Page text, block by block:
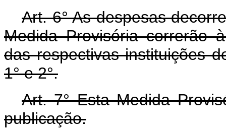
Art. 6° As despesas
Medida Provisória correrão
das respectivas instituições
1° e 2°.
Art. 7° Esta Medida
publicação.